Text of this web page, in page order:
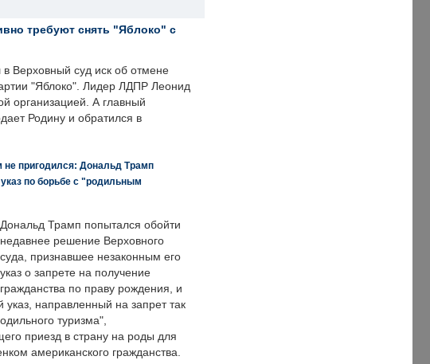
требуют снять "Яблоко" с
Верховный суд иск об отмене
"Яблоко". Лидер ЛДПР Леонид
организацией. А главный
Родину и обратился в
не пригодился: Дональд Трамп
по борьбе с "родильным
Дональд Трамп попытался обойти
недавнее решение Верховного
суда, признавшее незаконным его
указ о запрете на получение
гражданства по праву рождения, и
указ, направленный на запрет так
туризма",
приезд в страну на роды для
американского гражданства.